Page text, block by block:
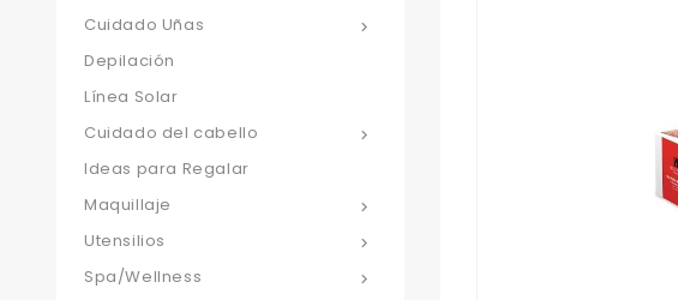

Cuidado Uñas
Depilación
Línea Solar

Cuidado del cabello
Ideas para Regalar

Maquillaje

Utensilios

Spa/Wellness